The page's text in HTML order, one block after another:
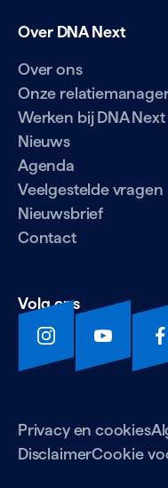
Over DNA Next
Over ons
Onze
Werken bij DNA Next
Nieuws
Agenda
Veelgestelde vragen
Nieuwsbrief
Contact
Privacy en cookies
DisclaimerCookie
Volg ons